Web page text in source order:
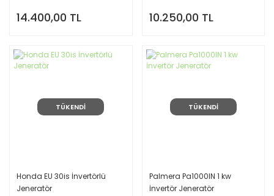
14.400,00 TL 10.250,00 TL
TÜKENDİ
Honda EU 30is İnvertörlü
Jeneratör
TÜKENDİ
Palmera Pa1000IN 1 kw
İnvertör Jeneratör